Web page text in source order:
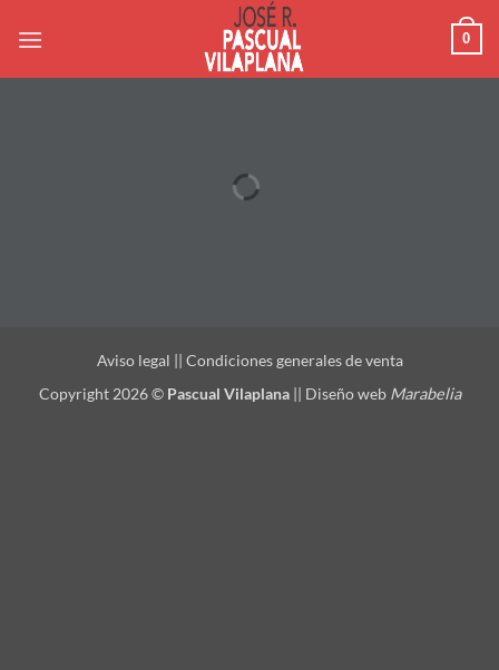
0
Aviso legal || Condiciones generales de venta
Copyright 2026 © Pascual Vilaplana|| Diseño web Marabelia